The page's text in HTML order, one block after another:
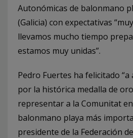
Autonómicas de balonmano
(Galicia) con expectativas
llevamos mucho tiempo
estamos muy unidas”.
Pedro Fuertes ha felicitado
por la histórica medalla de
representar a la Comunitat
balonmano playa más
presidente de la Federación